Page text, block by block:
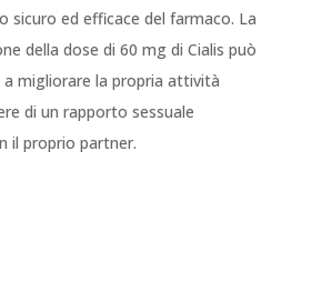
sicuro ed efficace del farmaco. La
della dose di 60 mg di Cialis può
migliorare la propria attività
di un rapporto sessuale
il proprio partner.